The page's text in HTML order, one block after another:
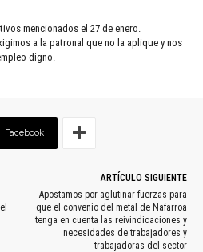
mencionados el 27 de enero.
a la patronal que no la aplique y nos
digno.
Facebook
ARTÍCULO SIGUIENTE
Apostamos por aglutinar fuerzas para
que el convenio del metal de Nafarroa
tenga en cuenta las reivindicaciones y
necesidades de trabajadores y
trabajadoras del sector